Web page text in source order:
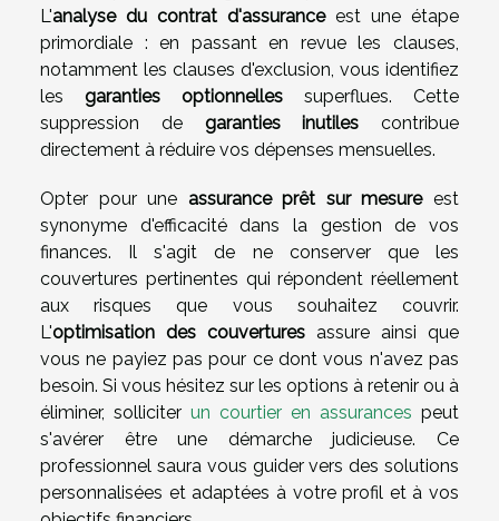
L'analyse du contrat d'assuranceest une étape
primordiale : en passant en revue les clauses,
notamment les clauses d'exclusion, vous identifiez
les garanties optionnelles superflues. Cette
suppression de garanties inutiles contribue
directement à réduire vos dépenses mensuelles.
Opter pour une assurance prêt sur mesureest
synonyme d'efficacité dans la gestion de vos
finances. Il s'agit de ne conserver que les
couvertures pertinentes qui répondent réellement
aux risques que vous souhaitez couvrir.
L'optimisation des couvertures assure ainsi que
vous ne payiez pas pour ce dont vous n'avez pas
besoin. Si vous hésitez sur les options à retenir ou à
éliminer, solliciter un courtier en assurances peut
s'avérer être une démarche judicieuse. Ce
professionnel saura vous guider vers des solutions
personnalisées et adaptées à votre profil et à vos